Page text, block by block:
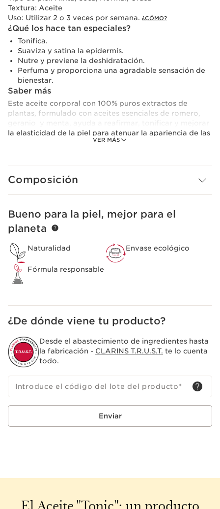
VER MÁS
Textura: Aceite
Uso: Utilizar 2 o 3 veces por semana. ¿CÓMO?
¿Qué los hace tan especiales?
Tonifica.
Suaviza y satina la epidermis.
Nutre y previene la deshidratación.
Perfuma y proporciona una agradable sensación de
bienestar.
Saber más
Este aceite corporal con 100% puros extractos de
plantas, formulado con aceites esenciales de romero,
la elasticidad de la piel para atenuar la apariencia de las
estrías. El aceite de avellana fija la hidratación y deja la
Precaución de uso
Aceite reafirmante corporal nº1 en ventas de
Clarins,creado en 1965: una fórmula con 100% puros
extractos de plantas.
Composición
IR AL CONTENIDO
Bueno para la piel, mejor para el
planeta
Naturalidad Envase ecológico
Fórmula responsable
¿De dónde viene tu producto?
Desde el abastecimiento de ingredientes hasta
la fabricación - CLARINS T.R.U.S.T. te lo cuenta
todo.
Introduce el código del lote del producto*
Enviar
El Aceite "Tonic": un producto